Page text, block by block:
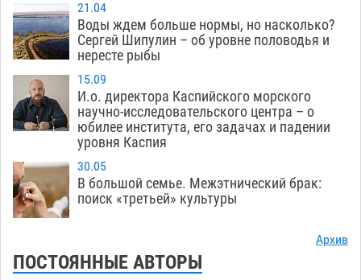
21.04
Воды ждем больше нормы, но насколько?
Сергей Шипулин – об уровне половодья и
нересте рыбы
15.09
И.о. директора Каспийского морского
научно-исследовательского центра – о
юбилее института, его задачах и падении
уровня Каспия
30.05
В большой семье. Межэтнический брак:
поиск «третьей» культуры
Архив
ПОСТОЯННЫЕ АВТОРЫ